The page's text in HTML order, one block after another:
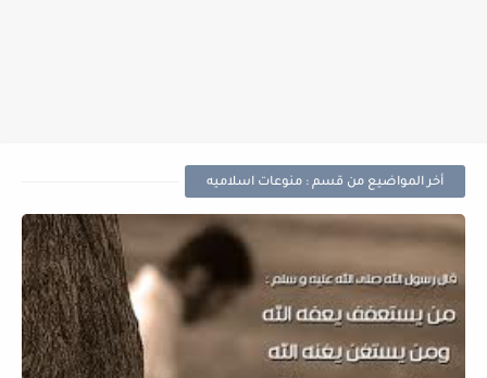
أخر المواضيع من قسم : منوعات اسلاميه